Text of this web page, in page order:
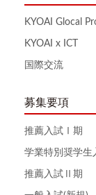
KYOAI Glocal
KYOAI x ICT
国際交流
募集要項
推薦入試Ⅰ期
学業特別奨学生
推薦入試Ⅱ期